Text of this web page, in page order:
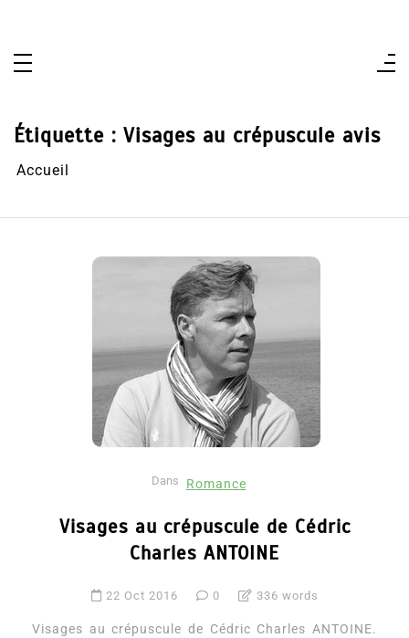
Étiquette : Visages au crépuscule avis
Accueil
Dans Romance
Visages au crépuscule de Cédric
Charles ANTOINE
22 Oct 2016 0 336 words
Visages au crépuscule de Cédric Charles ANTOINE.